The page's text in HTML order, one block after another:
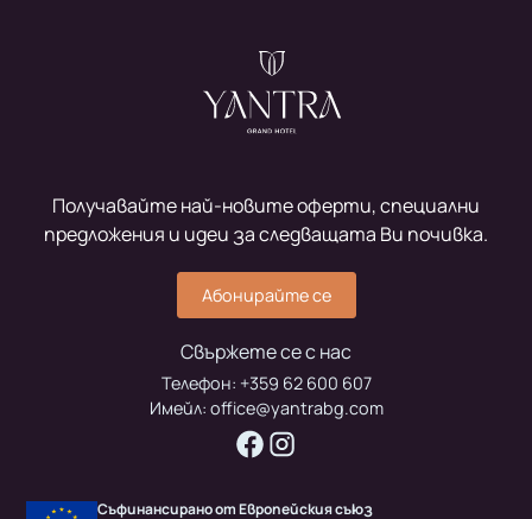
Получавайте най-новите оферти, специални
предложения и идеи за следващата Ви почивка.
Абонирайте се
Свържете се с нас
Телефон: +359 62 600 607
Имейл: office@yantrabg.com
Съфинансирано от Европейския съюз